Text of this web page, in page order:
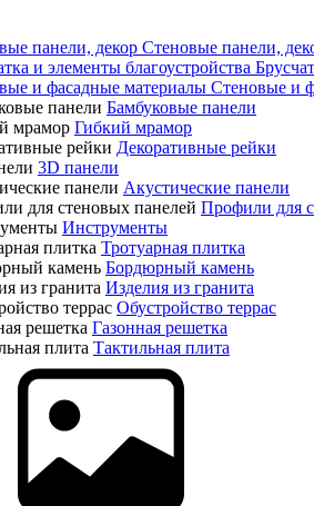
Стеновые панели,
Стеновые и
Бамбуковые панели
Гибкий мрамор
Декоративные рейки
3D панели
Акустические панели
Профили для
Инструменты
Тротуарная плитка
Бордюрный камень
Изделия из гранита
Обустройство террас
Газонная решетка
Тактильная плита